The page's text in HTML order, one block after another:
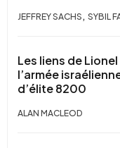
JEFFREY SACHS , SYBIL
Les liens de
l’armée
d’élite 8200
ALAN MACLEOD